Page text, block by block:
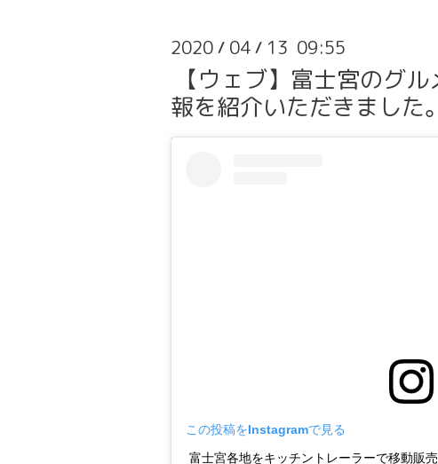
2020 / 04 / 13 09:55
【ウェブ】富士宮のグ
報を紹介いただきました。
この投稿をInstagramで見る
富士宮各地をキッチントレーラーで移動販